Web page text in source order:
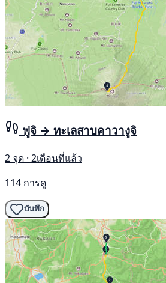
ฟูจิ → ทะเลสาบคาวางูจิ
2 จุด · 2เดือนที่แล้ว
114 การดู
บันทึก